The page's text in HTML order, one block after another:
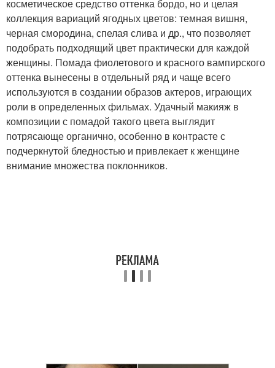
косметическое средство оттенка бордо, но и целая
коллекция вариаций ягодных цветов: темная вишня,
черная смородина, спелая слива и др., что позволяет
подобрать подходящий цвет практически для каждой
женщины. Помада фиолетового и красного вампирского
оттенка вынесены в отдельный ряд и чаще всего
используются в создании образов актеров, играющих
роли в определенных фильмах. Удачный макияж в
композиции с помадой такого цвета выглядит
потрясающе органично, особенно в контрасте с
подчеркнутой бледностью и привлекает к женщине
внимание множества поклонников.